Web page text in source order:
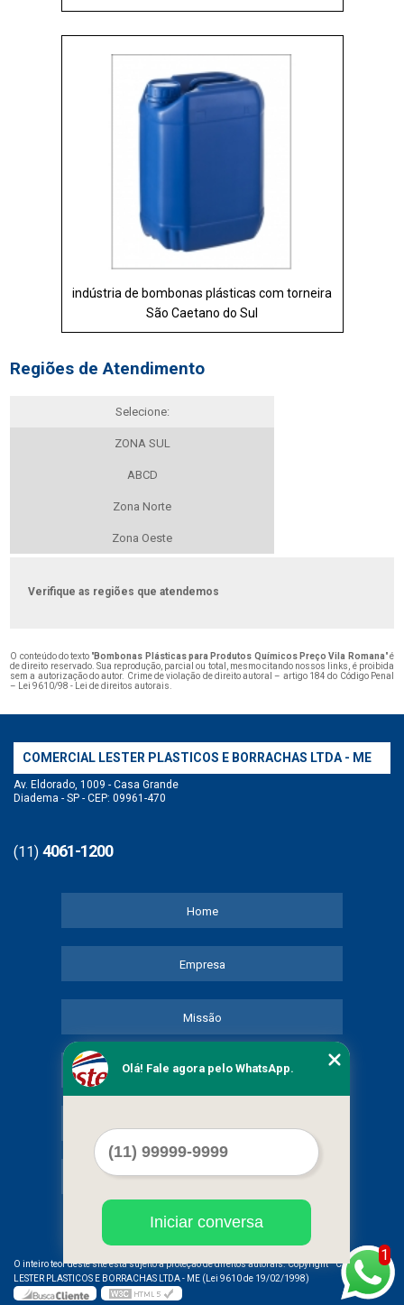
indústria de bombonas plásticas com torneira
São Caetano do Sul
Regiões de Atendimento
Selecione:
ZONA SUL
ABCD
Zona Norte
Zona Oeste
Verifique as regiões que atendemos
O conteúdo do texto "Bombonas Plásticas para Produtos Químicos Preço Vila Romana" é
de direito reservado. Sua reprodução, parcial ou total, mesmo citando nossos links, é proibida
sem a autorização do autor. Crime de violação de direito autoral – artigo 184 do Código Penal
–
Lei 9610/98 - Lei de direitos autorais
COMERCIAL LESTER PLASTICOS E BORRACHAS LTDA - ME
Av. Eldorado, 1009 - Casa Grande
Diadema - SP - CEP: 09961-470
(11) 4061-1200
Home
Empresa
Missão
Serviços
Mapa do site
O inteiro teor deste site está sujeito à proteção de direitos autorais. Copyright COMERCIAL
LESTER PLASTICOS E BORRACHAS LTDA - ME (Lei 9610 de 19/02/1998)
1
Olá! Fale agora pelo WhatsApp.
Iniciar conversa